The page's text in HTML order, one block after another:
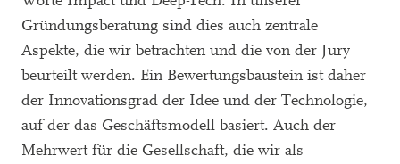
Gründungsberatung sind dies auch zentrale
Aspekte, die wir betrachten und die von der Jury
beurteilt werden. Ein Bewertungsbaustein ist daher
der Innovationsgrad der Idee und der Technologie,
auf der das Geschäftsmodell basiert. Auch der
Mehrwert für die Gesellschaft, die wir als